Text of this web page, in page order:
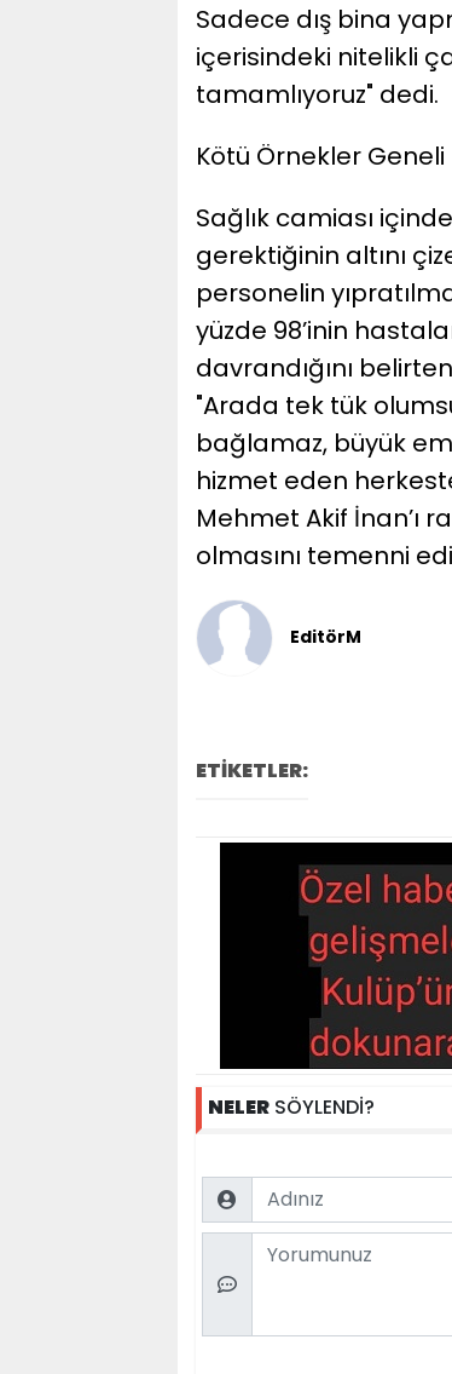
Sadece dış bina
içerisindeki nitelikli
tamamlıyoruz" dedi.
​Kötü Örnekler
​Sağlık camiası
gerektiğinin altını
personelin
yüzde 98’inin
davrandığını
"Arada tek tük
bağlamaz, büyük
hizmet eden
Mehmet Akif İnan’ı
olmasını temenni
EditörM
ETİKETLER:
NELER SÖYLENDİ?
Name
Comment